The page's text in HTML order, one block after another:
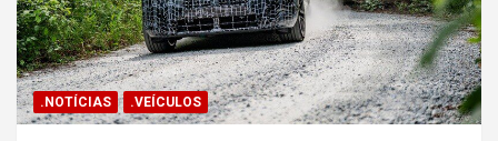
.NOTÍCIAS .VEÍCULOS